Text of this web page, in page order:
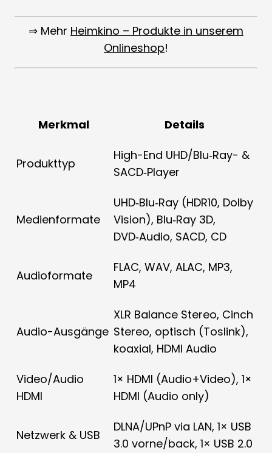
⇒ Mehr Heimkino – Produkte in unserem
Onlineshop!
Merkmal Details
Produkttyp
High-End UHD/Blu‑Ray- &
SACD‑Player
Medienformate
UHD‑Blu‑Ray (HDR10, Dolby
Vision), Blu‑Ray 3D,
DVD‑Audio, SACD, CD
Audioformate
FLAC, WAV, ALAC, MP3,
MP4
Audio-Ausgänge
XLR Balance Stereo, Cinch
Stereo, optisch (Toslink),
koaxial, HDMI Audio
Video/Audio
HDMI
1× HDMI (Audio+Video), 1×
HDMI (Audio only)
Netzwerk & USB
DLNA/UPnP via LAN, 1× USB
3.0 vorne/back, 1× USB 2.0